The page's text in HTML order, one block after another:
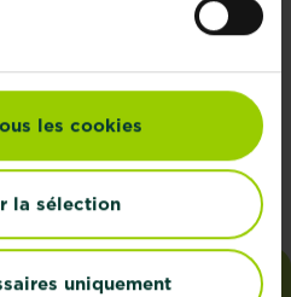
les cookies
la sélection
uniquement
UN E-MAIL